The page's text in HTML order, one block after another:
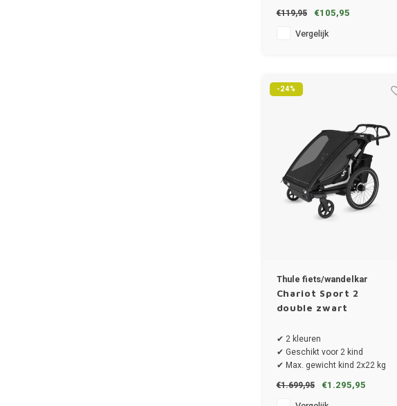
€119,95 €105,95
Vergelijk
-24%
Thule fiets/wandelkar
Chariot Sport 2
double zwart
✔ 2 kleuren
✔ Geschikt voor 2 kind
✔ Max. gewicht kind 2x22 kg
✔ Afmeting 87 x 80 x 37.5 cm
€1.699,95 €1.295,95